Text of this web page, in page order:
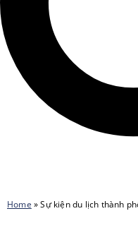
Home »Sự kiện du lịch thành